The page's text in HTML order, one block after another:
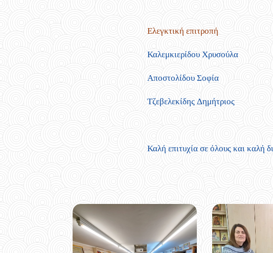
Ελεγκτική επιτροπή
Καλεμκιερίδου Χρυσούλα
Αποστολίδου Σοφία
Τζεβελεκίδης Δημήτριος
Καλή επιτυχία σε όλους και καλή